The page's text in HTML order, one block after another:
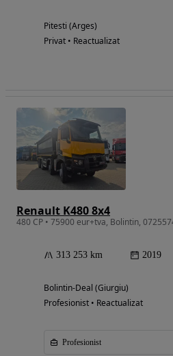
Pitesti (Arges)
Privat • Reactualizat
Renault K480 8x4
313 253 km 2019
Bolintin-Deal (Giurgiu)
Profesionist • Reactualizat
Profesionist